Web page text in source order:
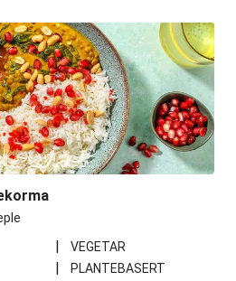
| VEGETAR
| PLANTEBASERT